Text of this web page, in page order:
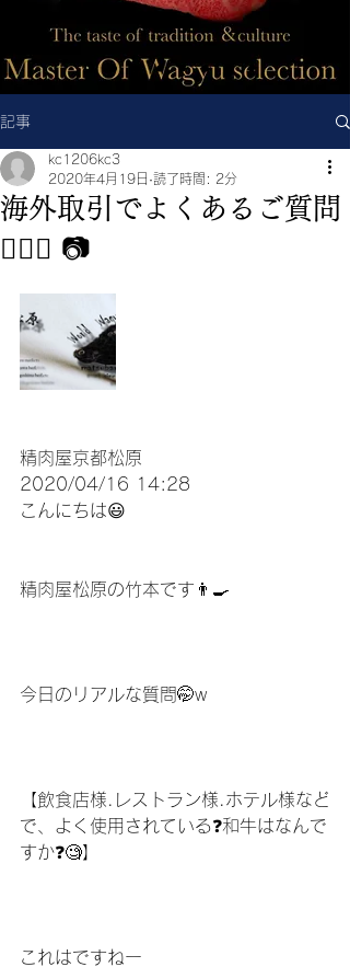
記事
海外取引でよくあるご質問
🧏🏻‍♂️ 📷
kc1206kc3
2020年4月19日 読了時間: 2分
精肉屋京都松原
2020/04/16 14:28
こんにちは😃
精肉屋松原の竹本です👨‍🍳
今日のリアルな質問🤭w
【飲食店様.レストラン様.ホテル様など
で、よく使用されている❓和牛はなんで
すか❓🧐】
これはですねー